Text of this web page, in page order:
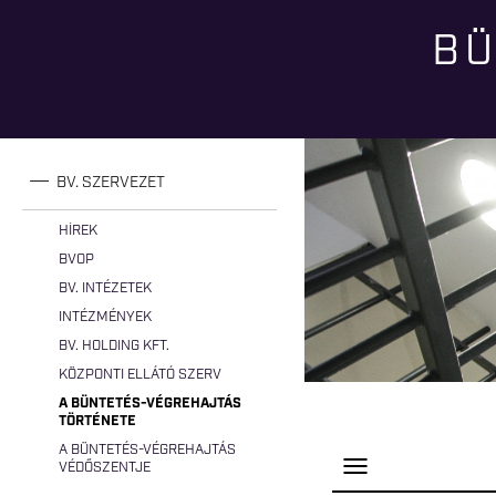
BV. SZERVEZET
HÍREK
BVOP
BV. INTÉZETEK
INTÉZMÉNYEK
BV. HOLDING KFT.
KÖZPONTI ELLÁTÓ SZERV
A BÜNTETÉS-VÉGREHAJTÁS
TÖRTÉNETE
A BÜNTETÉS-VÉGREHAJTÁS
VÉDŐSZENTJE
P